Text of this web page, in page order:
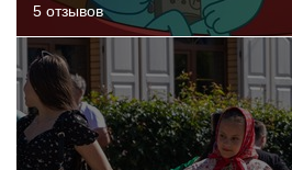
5 отзывов